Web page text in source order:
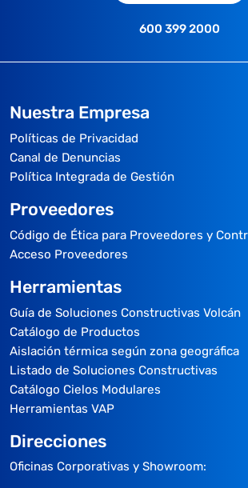
600 399 2000
Nuestra Empresa
Políticas de Privacidad
Canal de Denuncias
Política Integrada de Gestión
Proveedores
Código de Ética para Proveedores y
Acceso Proveedores
Herramientas
Guía de Soluciones Constructivas Volcán
Catálogo de Productos
Aislación térmica según zona geográfica
Listado de Soluciones Constructivas
Catálogo Cielos Modulares
Herramientas VAP
Direcciones
Oficinas Corporativas y Showroom: